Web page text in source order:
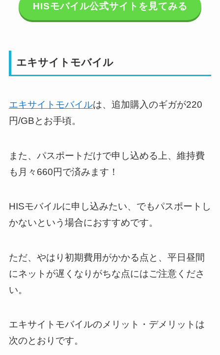
HISモバイル公式サイトを見てみる
エキサイトモバイル
エキサイトモバイルは、追加購入のギガが220
円/GBとお手頃。
また、パスポートだけで申し込める上、維持費
も月々660円で済みます！
HISモバイルに申し込みたい、でもパスポートし
かないという場合におすすめです。
ただ、やはり初期費用がかかる点と、平日昼間
にネットが遅くなりがちな点にはご注意くださ
い。
エキサイトモバイルのメリット・デメリットは
次のとおりです。